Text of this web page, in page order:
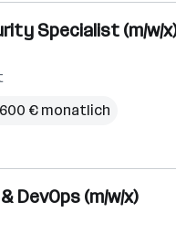
Specialist (m/w/x)
€ monatlich
DevOps (m/w/x)